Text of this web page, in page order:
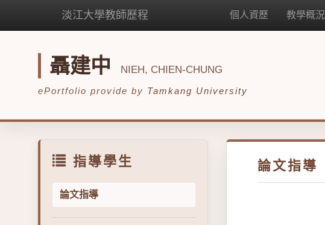
淡江大學教師歷程 個人資歷 教學概況
聶建中 NIEH, CHIEN-CHUNG
ePortfolio provide by Tamkang University
指導學生
論文指導
論文指導